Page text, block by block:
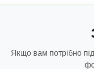
Якщо вам потрібно